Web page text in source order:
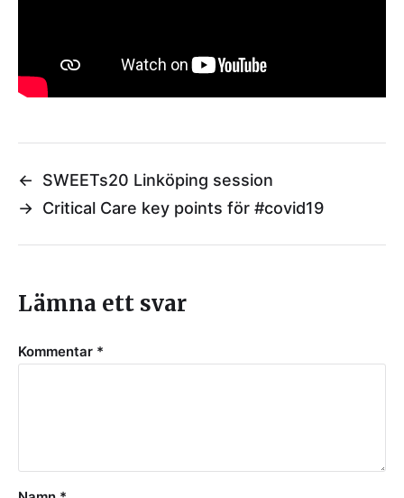
←
SWEETs20 Linköping session
→ Critical Care key points för #covid19
Lämna ett svar
Kommentar *